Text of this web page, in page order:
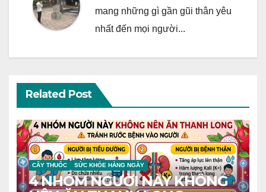
mang những gì gần gũi thân yêu
nhất đến mọi người...
Related Post
CÂY THUỐC SỨC KHỎE HÀNG NGÀY
4 NHÓM NGƯỜI NÀY KHÔNG